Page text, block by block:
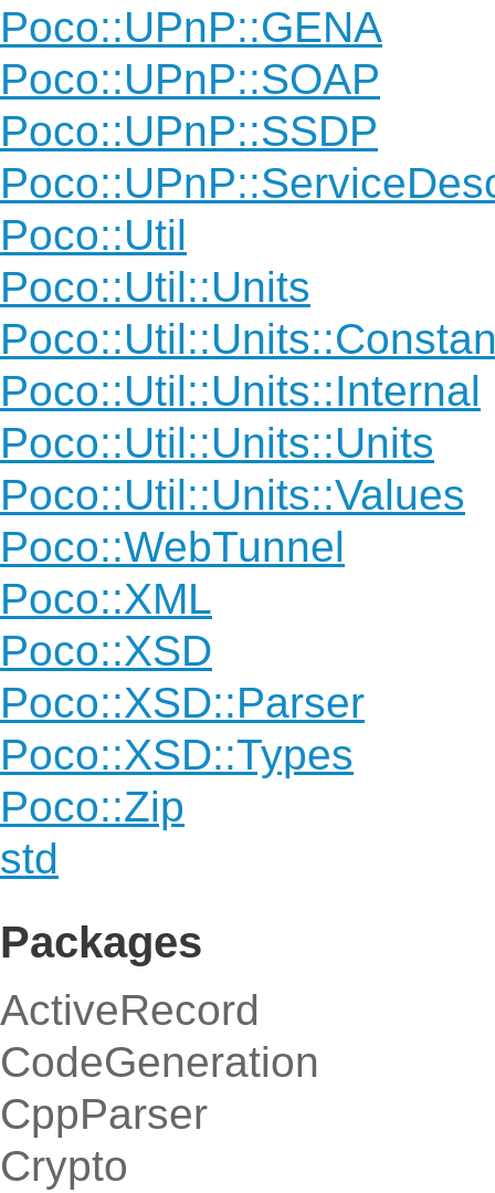
Poco::UPnP::GENA
Poco::UPnP::SOAP
Poco::UPnP::SSDP
Poco::Util
Poco::Util::Units
Poco::Util::Units::Internal
Poco::Util::Units::Units
Poco::Util::Units::Values
Poco::WebTunnel
Poco::XML
Poco::XSD
Poco::XSD::Parser
Poco::XSD::Types
Poco::Zip
std
Packages
ActiveRecord
CodeGeneration
CppParser
Crypto